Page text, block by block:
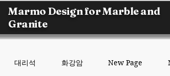
Marmo Design for Marble and
Granite
대리석 화강암 New Page